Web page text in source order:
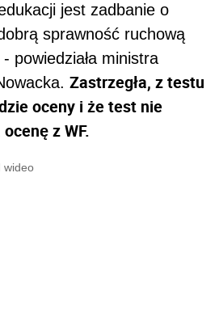
jest zadbanie o
sprawność ruchową
powiedziała ministra
. Zastrzegła, z testu
oceny i że test nie
z WF.
wideo